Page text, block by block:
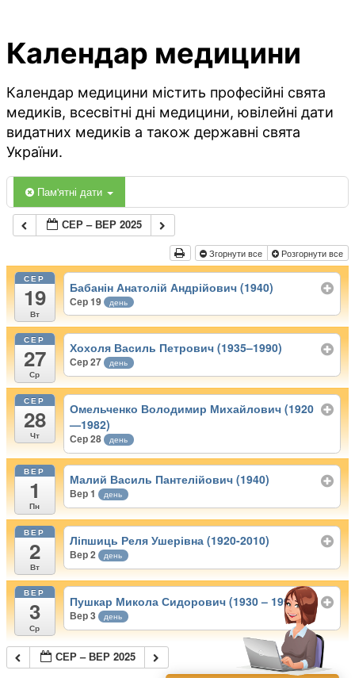
Календар медицини
Календар медицини містить професійні свята
медиків, всесвітні дні медицини, ювілейні дати
видатних медиків а також державні свята
України.
Пам'ятні дати
СЕР – ВЕР 2025
Згорнути все Розгорнути все
СЕР
19
Вт
Бабанін Анатолій Андрійович (1940)
Сер 19 день
СЕР
27
Ср
Хохоля Василь Петрович (1935–1990)
Сер 27 день
СЕР
28
Чт
Омельченко Володимир Михайлович (1920
—1982)
Сер 28 день
ВЕР
1
Пн
Малий Василь Пантелійович (1940)
Вер 1 день
ВЕР
2
Вт
Ліпшиць Реля Ушерівна (1920-2010)
Вер 2 день
ВЕР
3
Ср
Пушкар Микола Сидорович (1930 – 1995)
Вер 3 день
СЕР – ВЕР 2025